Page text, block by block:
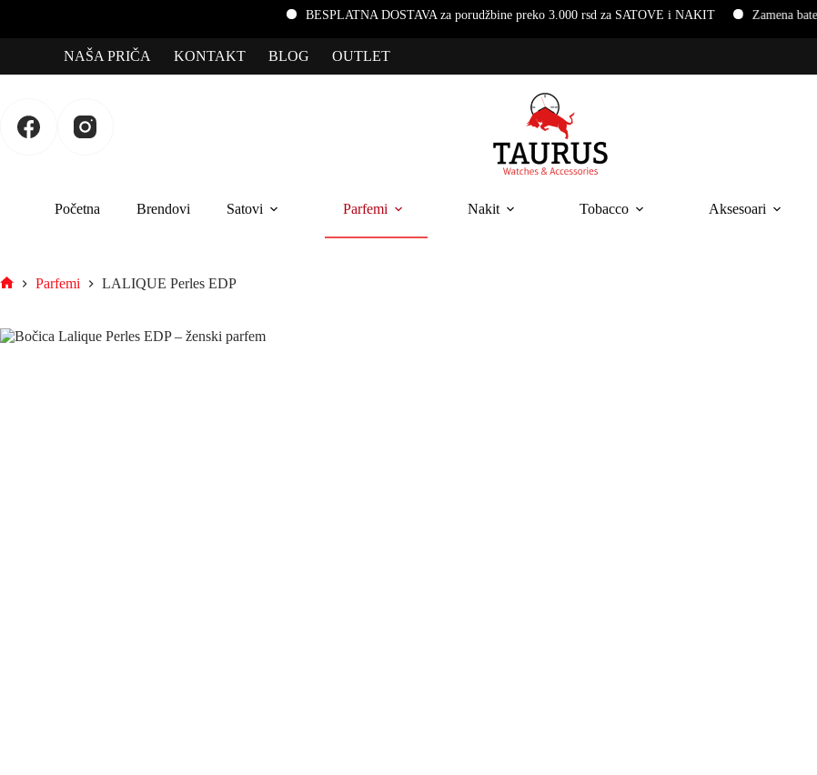
BESPLATNA DOSTAVA za porudžbine preko 3.000 rsd za SATOVE i NAKIT Zamena baterija i
NAŠA PRIČA KONTAKT BLOG OUTLET
Početna Brendovi Satovi Parfemi Nakit Tobacco Aksesoari
Parfemi LALIQUE Perles EDP